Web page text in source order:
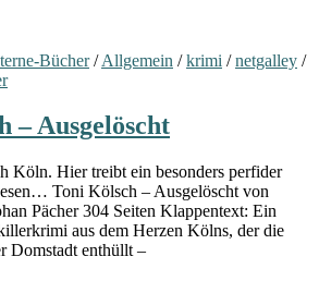
Bücher/Allgemein /krimi /netgalley /
– Ausgelöscht
Köln. Hier treibt ein besonders perfider
Toni Kölsch – Ausgelöscht von
Pächer 304 Seiten Klappentext: Ein
aus dem Herzen Kölns, der die
Domstadt enthüllt –